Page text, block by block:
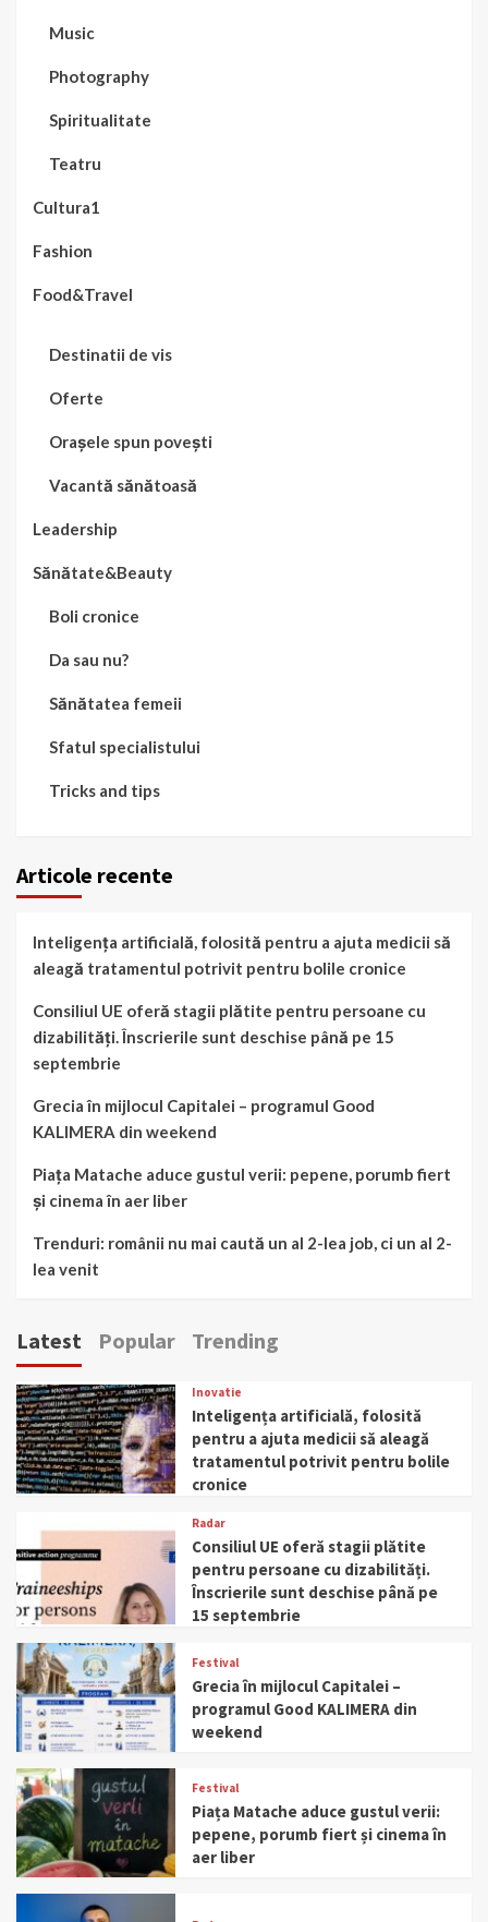
Music
Photography
Spiritualitate
Teatru
Cultura1
Fashion
Food&Travel
Destinatii de vis
Oferte
Orașele spun povești
Vacantă sănătoasă
Leadership
Sănătate&Beauty
Boli cronice
Da sau nu?
Sănătatea femeii
Sfatul specialistului
Tricks and tips
Articole recente
Inteligența artificială, folosită pentru a ajuta medicii să
aleagă tratamentul potrivit pentru bolile cronice
Consiliul UE oferă stagii plătite pentru persoane cu
dizabilități. Înscrierile sunt deschise până pe 15
septembrie
Grecia în mijlocul Capitalei – programul Good
KALIMERA din weekend
Piața Matache aduce gustul verii: pepene, porumb fiert
și cinema în aer liber
Trenduri: românii nu mai caută un al 2-lea job, ci un al 2-
lea venit
Latest Popular Trending
Inovatie
Inteligența artificială, folosită
pentru a ajuta medicii să aleagă
tratamentul potrivit pentru bolile
cronice
Radar
Consiliul UE oferă stagii plătite
pentru persoane cu dizabilități.
Înscrierile sunt deschise până pe
15 septembrie
Festival
Grecia în mijlocul Capitalei –
programul Good KALIMERA din
weekend
Festival
Piața Matache aduce gustul verii:
pepene, porumb fiert și cinema în
aer liber